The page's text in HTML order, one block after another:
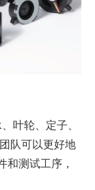
叶轮、定子、
队可以更好地
测试工序，